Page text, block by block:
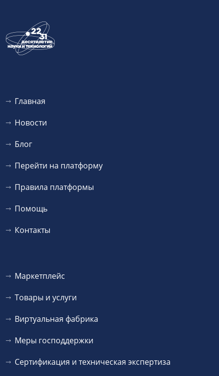
Главная
Новости
Блог
Перейти на платформу
Правила платформы
Помощь
Контакты
Маркетплейс
Товары и услуги
Виртуальная фабрика
Меры господдержки
Сертификация и техническая экспертиза